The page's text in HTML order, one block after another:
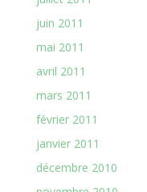
juin 2011
mai 2011
avril 2011
mars 2011
février 2011
janvier 2011
décembre 2010